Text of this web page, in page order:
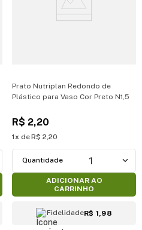
Prato Nutriplan Redondo de
Plástico para Vaso Cor Preto N1,5
R$ 2,20
1 R$ 2,20
1
ADICIONAR AO
CARRINHO
FidelidadeR$ 1,98